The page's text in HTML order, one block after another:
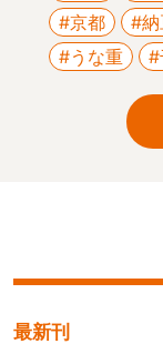
#京都
#納
#うな重
#
最新刊